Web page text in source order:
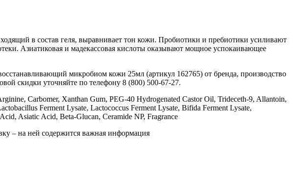
в состав геля, выравнивает тон кожи. Пробиотики и пребиотики усиливают
Азиатиковая и мадекассовая кислоты оказывают мощное успокаивающее
микробиом кожи 25мл (артикул 162765) от бренда, производство
скидки уточняйте по телефону 8 (800) 500-67-27.
Carbomer, Xanthan Gum, PEG-40 Hydrogenated Castor Oil, Trideceth-9, Allantoin,
Ferment Lysate, Lactococcus Ferment Lysate, Bifida Ferment Lysate,
Asiatic Acid, Beta-Glucan, Ceramide NP, Fragrance
– на ней содержится важная информация